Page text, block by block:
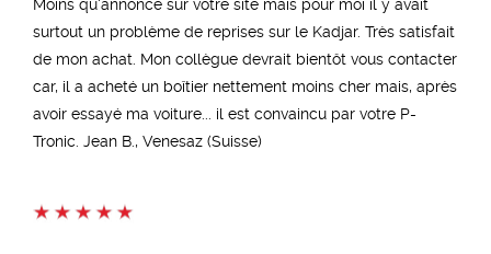
Moins qu'annoncé sur votre site mais pour moi il y avait
surtout un problème de reprises sur le Kadjar. Très satisfait
de mon achat. Mon collègue devrait bientôt vous contacter
car, il a acheté un boîtier nettement moins cher mais, après
avoir essayé ma voiture... il est convaincu par votre P-
Tronic. Jean B., Venesaz (Suisse)